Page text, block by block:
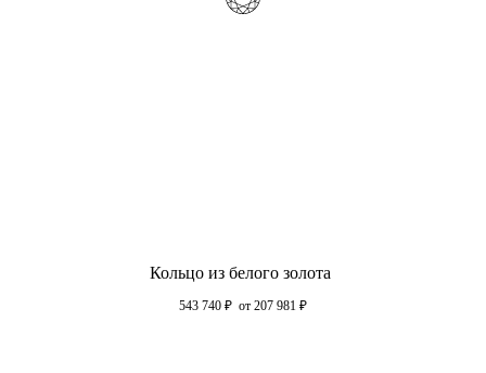
Кольцо из белого золота
543 740 ₽ от 207 981 ₽